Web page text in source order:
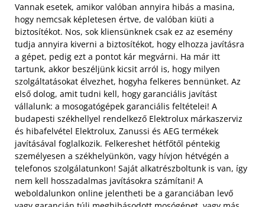
Vannak esetek, amikor valóban annyira hibás a masina,
hogy nemcsak képletesen értve, de valóban kiüti a
biztosítékot. Nos, sok kliensünknek csak ez az esemény
tudja annyira kiverni a biztosítékot, hogy elhozza javításra
a gépet, pedig ezt a pontot kár megvárni. Ha már itt
tartunk, akkor beszéljünk kicsit arról is, hogy milyen
szolgáltatásokat élvezhet, hogyha felkeres bennünket. Az
első dolog, amit tudni kell, hogy garanciális javítást
vállalunk: a mosogatógépek garanciális feltételei! A
budapesti székhellyel rendelkező Elektrolux márkaszerviz
és hibafelvétel Elektrolux, Zanussi és AEG termékek
javításával foglalkozik. Felkereshet hétfőtől péntekig
személyesen a székhelyünkön, vagy hívjon hétvégén a
telefonos szolgálatunkon! Saját alkatrészboltunk is van, így
nem kell hosszadalmas javításokra számítani! A
weboldalunkon online jelentheti be a garanciában levő